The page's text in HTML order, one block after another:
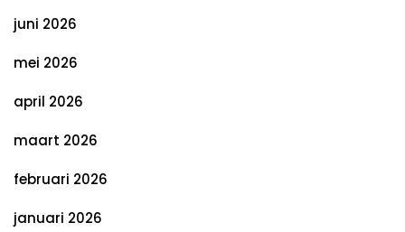
juni 2026
mei 2026
april 2026
maart 2026
februari 2026
januari 2026